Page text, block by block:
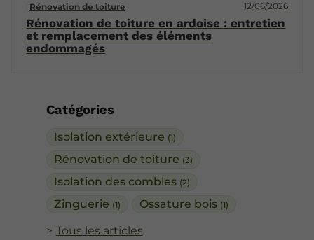
Catégories
Isolation extérieure (1)
Rénovation de toiture (3)
Isolation des combles (2)
Zinguerie (1) Ossature bois (1)
Tous les articles
Rénovation de toiture 12/06/2026
Rénovation de toiture en ardoise : entretien
et remplacement des éléments
endommagés